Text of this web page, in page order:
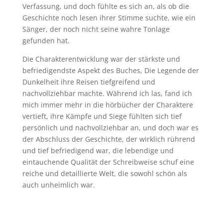
Verfassung, und doch fühlte es sich an, als ob die
Geschichte noch lesen ihrer Stimme suchte, wie ein
Sänger, der noch nicht seine wahre Tonlage
gefunden hat.
Die Charakterentwicklung war der stärkste und
befriedigendste Aspekt des Buches, Die Legende der
Dunkelheit ihre Reisen tiefgreifend und
nachvollziehbar machte. Während ich las, fand ich
mich immer mehr in die hörbücher der Charaktere
vertieft, ihre Kämpfe und Siege fühlten sich tief
persönlich und nachvollziehbar an, und doch war es
der Abschluss der Geschichte, der wirklich rührend
und tief befriedigend war, die lebendige und
eintauchende Qualität der Schreibweise schuf eine
reiche und detaillierte Welt, die sowohl schön als
auch unheimlich war.